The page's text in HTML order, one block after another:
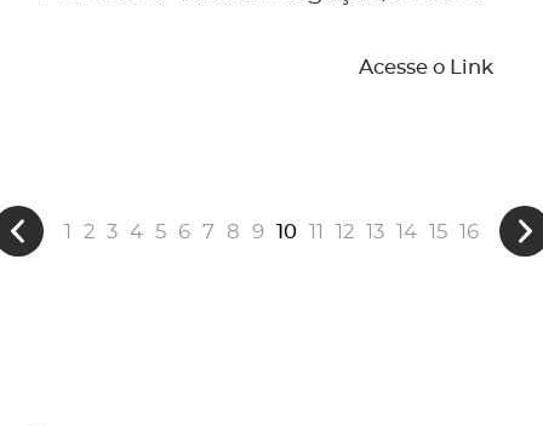
Acesse o Link
2 3 4 5 6 7 8 9 10 12 13 14 15 16